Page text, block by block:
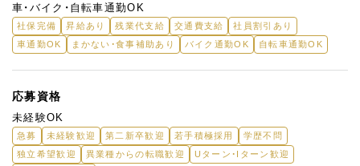
まずは「ちょっと気になる」くらいでも大丈夫。
一緒に「日本で、トルコのお菓子文化を広める」お仕事をしません
※JR・名鉄弥富駅から徒歩圏内のセントラルキッチンでの勤務も
可能です。
詳細は面接時にご希望を伺いながら決定いたします。
車・バイク・自転車通勤OK
社保完備 昇給あり 残業代支給 交通費支給
社員割引あり
車通勤OK
まかない・食事補助あり バイク通勤OK 自転車通勤OK
応募資格
未経験OK
急募 未経験歓迎 第二新卒歓迎 若手積極採用
学歴不問
独立希望歓迎
異業種からの転職歓迎
Uターン・Iターン歓迎